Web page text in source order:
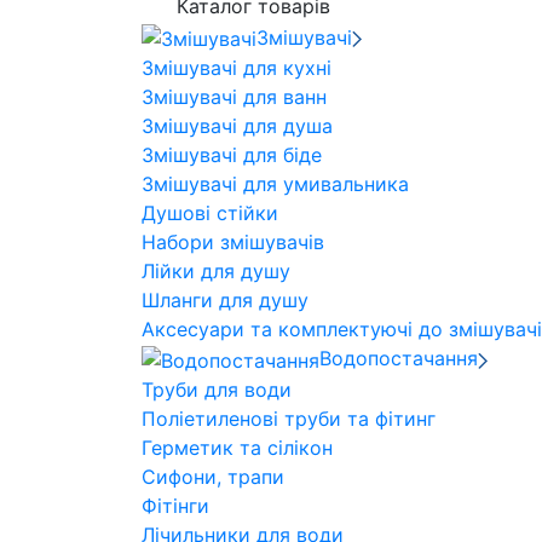
Каталог товарів
Змішувачі
Змішувачі для кухні
Змішувачі для ванн
Змішувачі для душа
Змішувачі для біде
Змішувачі для умивальника
Душові стійки
Набори змішувачів
Лійки для душу
Шланги для душу
Аксесуари та комплектуючі до
Водопостачання
Труби для води
Поліетиленові труби та фітинг
Герметик та сілікон
Сифони, трапи
Фітінги
Лічильники для води